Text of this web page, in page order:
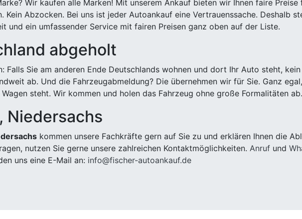
Wir kaufen alle Marken! Mit unserem Ankauf bieten wir Ihnen faire Preise
Kein Abzocken. Bei uns ist jeder Autoankauf eine Vertrauenssache. Deshalb
und ein umfassender Service mit fairen Preisen ganz oben auf der Liste.
abgeholt
Falls Sie am anderen Ende Deutschlands wohnen und dort Ihr Auto steht,
ab. Und die Fahrzeugabmeldung? Die übernehmen wir für Sie. Ganz
steht. Wir kommen und holen das Fahrzeug ohne große Formalitäten ab.
Niedersachs
kommen unsere Fachkräfte gern auf Sie zu und erklären Ihnen die
nutzen Sie gerne unsere zahlreichen Kontaktmöglichkeiten. Anruf und
uns eine E-Mail an: info@fischer-autoankauf.de